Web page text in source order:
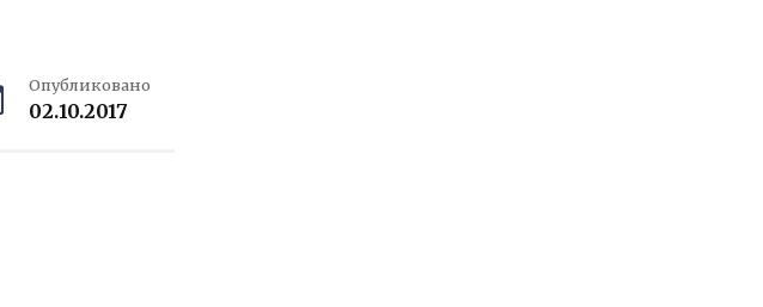
Опубликовано
02.10.2017